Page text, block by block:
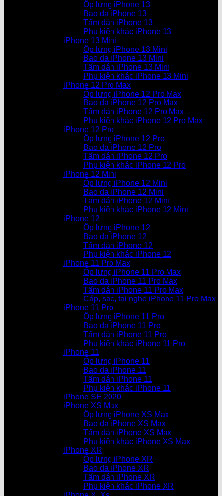
Ốp lưng iPhone 13
Bao da iPhone 13
Tấm dán iPhone 13
Phụ kiện khác iPhone 13
iPhone 13 Mini
Ốp lưng iPhone 13 Mini
Bao da iPhone 13 Mini
Tấm dán iPhone 13 Mini
Phụ kiện khác iPhone 13 Mini
iPhone 12 Pro Max
Ốp lưng iPhone 12 Pro Max
Bao da iPhone 12 Pro Max
Tấm dán iPhone 12 Pro Max
Phụ kiện khác iPhone 12 Pro Max
iPhone 12 Pro
Ốp lưng iPhone 12 Pro
Bao da iPhone 12 Pro
Tấm dán iPhone 12 Pro
Phụ kiện khác iPhone 12 Pro
iPhone 12 Mini
Ốp lưng iPhone 12 Mini
Bao da iPhone 12 Mini
Tấm dán iPhone 12 Mini
Phụ kiện khác iPhone 12 Mini
iPhone 12
Ốp lưng iPhone 12
Bao da iPhone 12
Tấm dán iPhone 12
Phụ kiện khác iPhone 12
iPhone 11 Pro Max
Ốp lưng iPhone 11 Pro Max
Bao da iPhone 11 Pro Max
Tấm dán iPhone 11 Pro Max
Cáp, sạc, tai nghe iPhone 11 Pro Max
iPhone 11 Pro
Ốp lưng iPhone 11 Pro
Bao da iPhone 11 Pro
Tấm dán iPhone 11 Pro
Phụ kiện khác iPhone 11 Pro
iPhone 11
Ốp lưng iPhone 11
Bao da iPhone 11
Tấm dán iPhone 11
Phụ kiện khác iPhone 11
iPhone SE 2020
iPhone XS Max
Ốp lưng iPhone XS Max
Bao da iPhone XS Max
Tấm dán iPhone XS Max
Phụ kiện khác iPhone XS Max
iPhone XR
Ốp lưng iPhone XR
Bao da iPhone XR
Tấm dán iPhone XR
Phụ kiện khác iPhone XR